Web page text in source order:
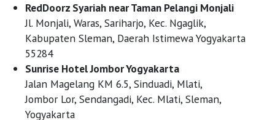
RedDoorz Syariah near Taman Pelangi Monjali
Jl. Monjali, Waras, Sariharjo, Kec. Ngaglik,
Kabupaten Sleman, Daerah Istimewa Yogyakarta
55284
Sunrise Hotel Jombor Yogyakarta
Jalan Magelang KM 6.5, Sinduadi, Mlati,
Jombor Lor, Sendangadi, Kec. Mlati, Sleman,
Yogyakarta